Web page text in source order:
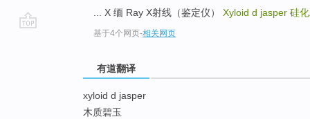
... X 缅 Ray X射线（鉴定仪） Xyloid d jasper 硅
基于4个网页-相关网页
有道翻译
xyloid d jasper
木质碧玉